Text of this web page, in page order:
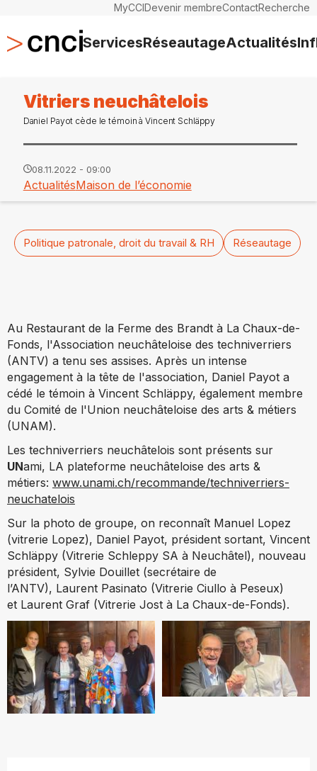
MyCCIDevenir membreContactRecherche
ServicesRéseautageActualités
Vitriers neuchâtelois
Daniel Payot cède le témoin à Vincent Schläppy
08.11.2022 - 09:00
ActualitésMaison de l’économie
Politique patronale, droit du travail & RH Réseautage
Au Restaurant de la Ferme des Brandt à La Chaux-de-
Fonds, l'Association neuchâteloise des techniverriers
(ANTV) a tenu ses assises. Après un intense
engagement à la tête de l'association, Daniel Payot a
cédé le témoin à Vincent Schläppy, également membre
du Comité de l'Union neuchâteloise des arts & métiers
(UNAM).
Les techniverriers neuchâtelois sont présents sur
UNami, LA plateforme neuchâteloise des arts &
métiers: www.unami.ch/recommande/techniverriers-
neuchatelois
Sur la photo de groupe, on reconnaît Manuel Lopez
(vitrerie Lopez), Daniel Payot, président sortant, Vincent
Schläppy (Vitrerie Schleppy SA à Neuchâtel), nouveau
président, Sylvie Douillet (secrétaire de
l’ANTV), Laurent Pasinato (Vitrerie Ciullo à Peseux)
et Laurent Graf (Vitrerie Jost à La Chaux-de-Fonds).